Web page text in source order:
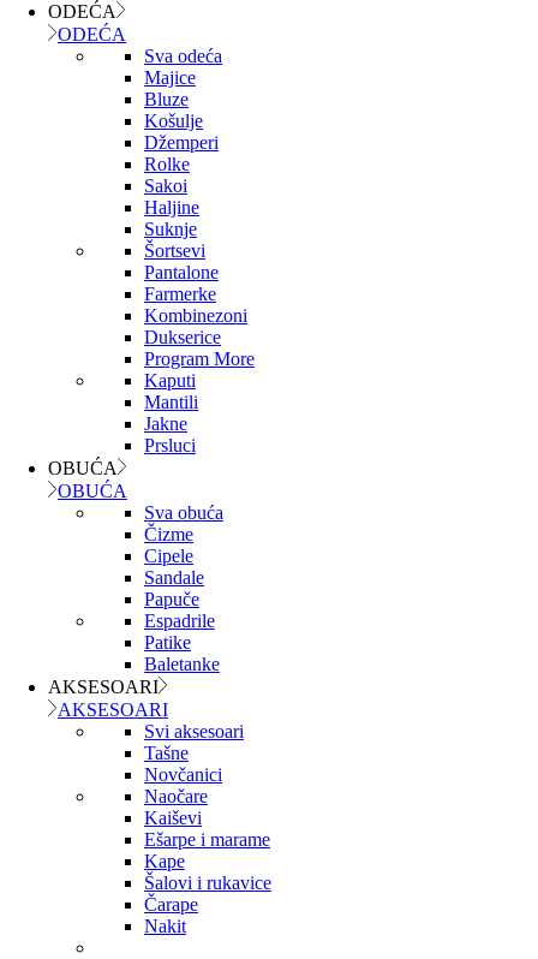
ODEĆA
ODEĆA
Sva odeća
Majice
Bluze
Košulje
Džemperi
Rolke
Sakoi
Haljine
Suknje
Šortsevi
Pantalone
Farmerke
Kombinezoni
Dukserice
Program More
Kaputi
Mantili
Jakne
Prsluci
OBUĆA
OBUĆA
Sva obuća
Čizme
Cipele
Sandale
Papuče
Espadrile
Patike
Baletanke
AKSESOARI
AKSESOARI
Svi aksesoari
Tašne
Novčanici
Naočare
Kaiševi
Ešarpe i marame
Kape
Šalovi i rukavice
Čarape
Nakit